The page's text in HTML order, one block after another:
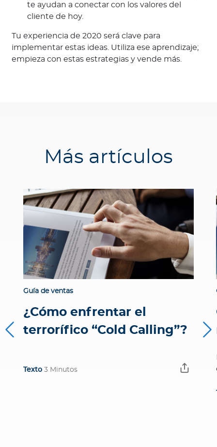
te ayudan a conectar con los valores del
cliente de hoy.
Tu experiencia de 2020 será clave para
implementar estas ideas. Utiliza ese aprendizaje;
empieza con estas estrategias y vende más.
Más artículos
Guía de ventas
¿Cómo enfrentar el
terrorífico “Cold Calling”?
Texto 3 Minutos